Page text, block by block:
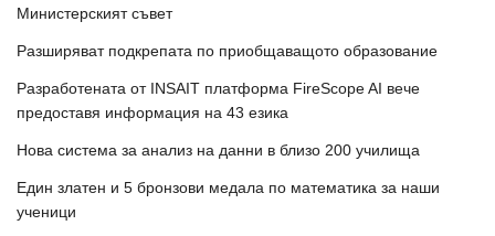
Министерският съвет
Разширяват подкрепата по приобщаващото образование
Разработената от INSAIT платформа FireScope AI вече
предоставя информация на 43 езика
Нова система за анализ на данни в близо 200 училища
Един златен и 5 бронзови медала по математика за наши
ученици